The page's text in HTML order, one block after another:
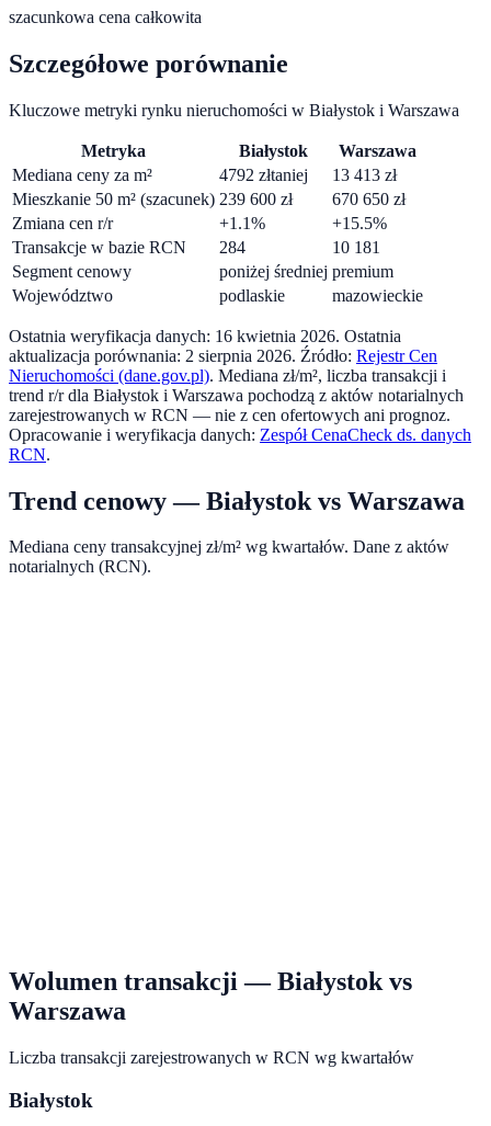
szacunkowa cena całkowita
Szczegółowe porównanie
Kluczowe metryki rynku nieruchomości w Białystok i Warszawa
Metryka Białystok
Warszawa
Mediana ceny za m²
4792 złtaniej 13 413 zł
Mieszkanie 50 m² (szacunek) 239 600 zł 670 650 zł
Zmiana cen r/r
+1.1% +15.5%
Transakcje w bazie RCN
284
10 181
Segment cenowy
poniżej średniej premium
Województwo
podlaskie mazowieckie
Ostatnia weryfikacja danych: 16 kwietnia 2026. Ostatnia
aktualizacja porównania: 2 sierpnia 2026. Źródło: Rejestr Cen
Nieruchomości (dane.gov.pl). Mediana zł/m², liczba transakcji i
trend r/r dla Białystok i Warszawa pochodzą z aktów notarialnych
zarejestrowanych w RCN — nie z cen ofertowych ani prognoz.
Opracowanie i weryfikacja danych: Zespół CenaCheck ds. danych
RCN.
Trend cenowy —Białystok vs Warszawa
Mediana ceny transakcyjnej zł/m² wg kwartałów. Dane z aktów
notarialnych (RCN).
Wolumen transakcji —Białystokvs
Warszawa
Liczba transakcji zarejestrowanych w RCN wg kwartałów
Białystok